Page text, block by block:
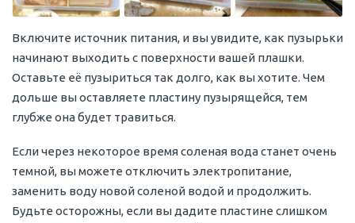
Включите источник питания, и вы увидите, как пузырьки
начинают выходить с поверхности вашей плашки.
Оставьте её пузыриться так долго, как вы хотите. Чем
дольше вы оставляете пластину пузырящейся, тем
глубже она будет травиться.
Если через некоторое время соленая вода станет очень
темной, вы можете отключить электропитание,
заменить воду новой соленой водой и продолжить.
Будьте осторожны, если вы дадите пластине слишком